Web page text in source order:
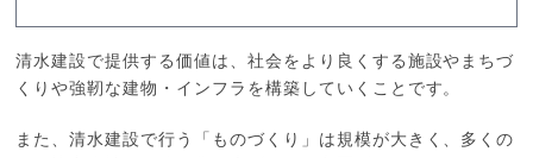
清水建設で提供する価値は、社会をより良くする施設やまちづ
くりや強靭な建物・インフラを構築していくことです。
また、清水建設で行う「ものづくり」は規模が大きく、多くの